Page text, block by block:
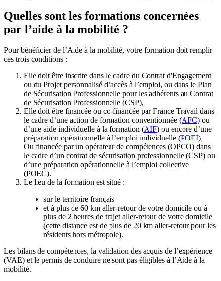
Quelles sont les formations concernées
par l’aide à la mobilité ?
Pour bénéficier de l’Aide à la mobilité, votre formation doit remplir
ces trois conditions :
Elle doit être inscrite dans le cadre du Contrat d'Engagement
ou du Projet personnalisé d’accès à l’emploi, ou dans le Plan
de Sécurisation Professionnelle pour les adhérents au Contrat
de Sécurisation Professionnelle (CSP),
Elle doit être financée ou co-financée par France Travail dans
le cadre d’une action de formation conventionnée (AFC) ou
d’une aide individuelle à la formation (AIF) ou encore d’une
préparation opérationnelle à l’emploi individuelle (POEI),
Ou financée par un opérateur de compétences (OPCO) dans
le cadre d’un contrat de sécurisation professionnelle (CSP) ou
d’une préparation opérationnelle à l’emploi collective
(POEC).
Le lieu de la formation est situé :
sur le territoire français
et à plus de 60 km aller-retour de votre domicile ou à
plus de 2 heures de trajet aller-retour de votre domicile
(cette distance est de plus de 20 km aller-retour pour les
résidents hors métropole).
Les bilans de compétences, la validation des acquis de l’expérience
(VAE) et le permis de conduire ne sont pas éligibles à l’Aide à la
mobilité.